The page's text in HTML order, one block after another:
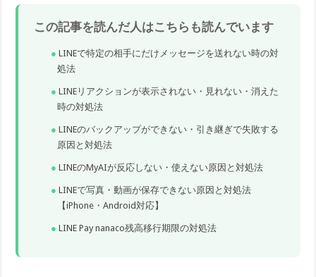
この記事を読んだ人はこちらも読んでいます
LINEで特定の相手にだけメッセージを送れない時の対
処法
LINEリアクションが表示されない・見れない・消えた
時の対処法
LINEのバックアップができない・引き継ぎで失敗する
原因と対処法
LINEのMyAIが反応しない・使えない原因と対処法
LINEで写真・動画が保存できない原因と対処法
【iPhone・Android対応】
LINE Pay nanaco残高移行期限の対処法